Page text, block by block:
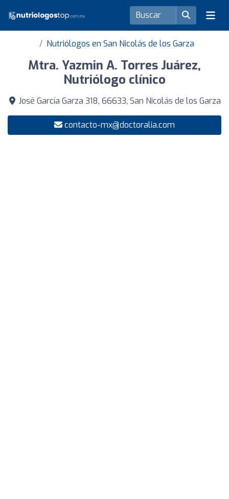
Nutriólogos en San Nicolás de los Garza
Mtra. Yazmin A. Torres Juárez,
Nutriólogo clínico
José García Garza 318, 66633, San Nicolás de los Garza
contacto-mx@doctoralia.com